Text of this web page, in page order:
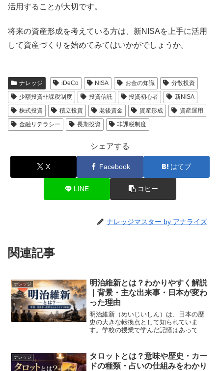
活用することが大切です。
将来の資産形成を考えている方は、新NISAを上手に活用
して資産づくりを始めてみてはいかがでしょうか。
ナレッジ iDeCo NISA お金の知識
分散投資
少額投資非課税制度
投資信託 投資初心者
新NISA
株式投資
積立投資 老後資金 資産形成
資産運用
金融リテラシー
長期投資 非課税制度
シェアする
X Facebook はてブ
LINE コピー
ナレッジマスター by アナライズ
関連記事
ナレッジ
明治維新とは？わかりやすく解説
｜背景・主な出来事・日本が変わ
った理由
明治維新（めいじいしん）は、日本の歴
史の大きな転換点として知られていま
す。学校の授業で学んだ記憶はあって
は意外と難しいものです。明治維新と
は、江戸幕府による政治体制が終...
ナレッジ
タロットとは？意味や歴史・カー
ドの種類・占いの仕組みをわかり